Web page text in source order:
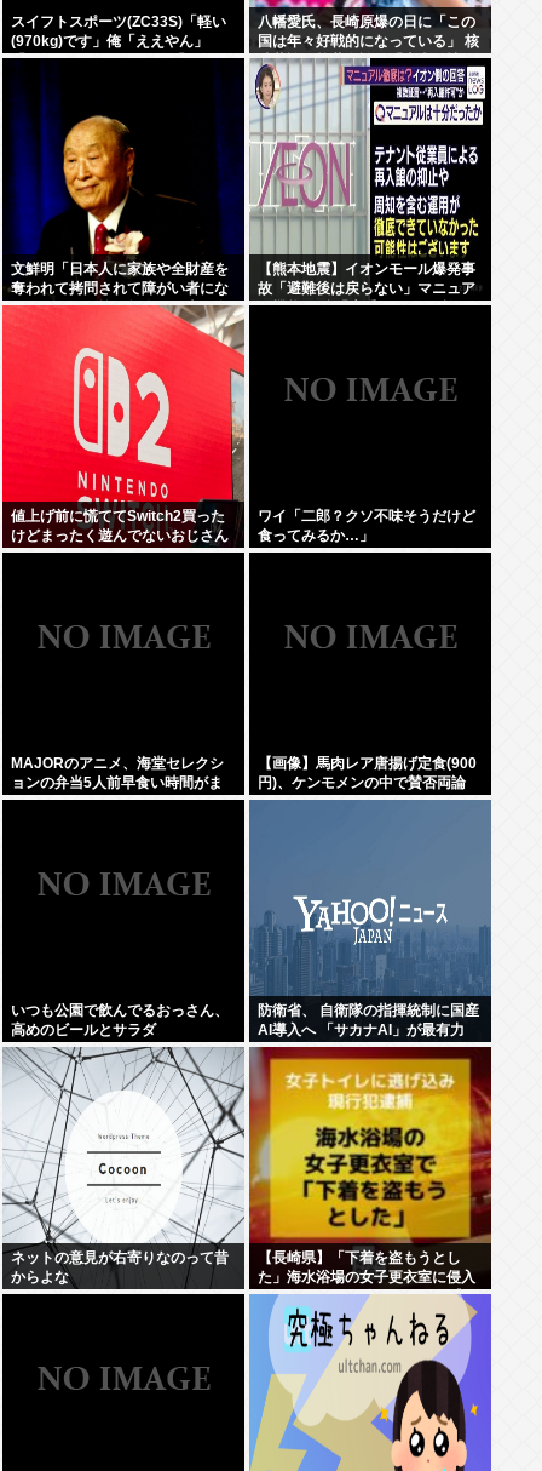
スイフトスポーツ(ZC33S)「軽い
(970kg)です」俺「ええやん」
「1.4Lのターボです」俺「うん」
「140馬力です」俺「えっ…」
八幡愛氏、長崎原爆の日に「この
国は年々好戦的になっている」 核
武装論・核共有論…「本当に情け
なくなる」
文鮮明「日本人に家族や全財産を
奪われて拷問されて障がい者にな
りました」く統一教会が日本に復
讐するのって当然の権利じゃね？
【熊本地震】イオンモール爆発事
故「避難後は戻らない」マニュア
ル機能せず 「貴重品OK」と許可
値上げ前に慌ててSwitch2買った
けどまったく遊んでないおじさん
いるでしょ
ワイ「二郎？クソ不味そうだけど
食ってみるか…」
MAJORのアニメ、海堂セレクシ
ョンの弁当5人前早食い時間がま
るまるカットされていた…
【画像】馬肉レア唐揚げ定食(900
円)、ケンモメンの中で賛否両論
いつも公園で飲んでるおっさん、
高めのビールとサラダ
防衛省、 自衛隊の指揮統制に国産
AI導入へ 「サカナAI」が最有力
www
ネットの意見が右寄りなのって昔
からよな
【長崎県】「下着を盗もうとし
た」海水浴場の女子更衣室に侵入
しようとした男 女子トイレに逃げ
込み現行犯逮捕